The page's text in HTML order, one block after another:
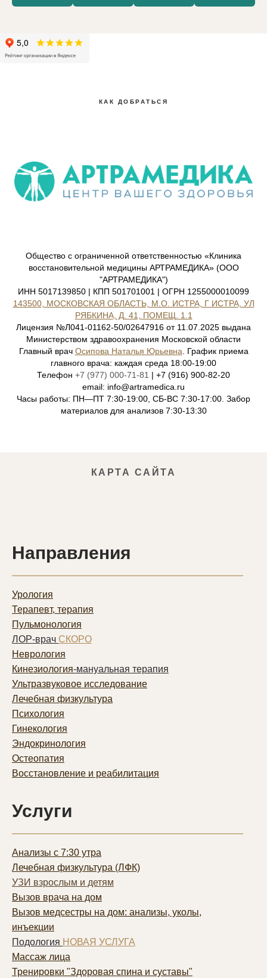
КАК ДОБРАТЬСЯ
Общество с ограниченной ответственностью «Клиника
восстановительной медицины АРТРАМЕДИКА» (ООО
"АРТРАМЕДИКА")
ИНН 5017139850 | КПП 501701001 | ОГРН 1255000010099
143500, МОСКОВСКАЯ ОБЛАСТЬ, М.О. ИСТРА, Г ИСТРА, УЛ
РЯБКИНА, Д. 41, ПОМЕЩ. 1.1
Лицензия №Л041-01162-50/02647916 от 11.07.2025 выдана
Министерством здравоохранения Московской области
Главный врач Осипова Наталья Юрьевна . График приема
главного врача: каждая среда 18:00-19:00
Телефон +7 (977) 000-71-81 | +7 (916) 900-82-20
email: info@artramedica.ru
Часы работы: ПН—ПТ 7:30-19:00, СБ-ВС 7:30-17:00. Забор
материалов для анализов 7:30-13:30
КАРТА САЙТА
Направления
Урология
Терапевт, терапия
Пульмонология
ЛОР-врач СКОРО
Неврология
Кинезиология-мануальная терапия
Ультразвуковое исследование
Лечебная физкультура
Психология
Гинекология
Эндокринология
Остеопатия
Восстановление и реабилитация
Услуги
Анализы с 7:30 утра
Лечебная физкультура (ЛФК)
УЗИ взрослым и детям
Вызов врача на дом
Вызов медсестры на дом: анализы, уколы,
инъекции
Подология НОВАЯ УСЛУГА
Массаж лица
Тренировки "Здоровая спина и суставы"